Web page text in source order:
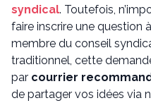
syndical. Toutefois,
faire inscrire une question
membre du conseil
traditionnel, cette
par courrier
de partager vos idées via